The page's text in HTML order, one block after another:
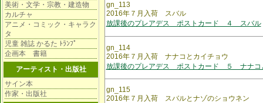
美術・文学・宗教・建造物
カルチャ
アニメ・コミック・キャラク
タ
児童 雑誌 かるた ﾄﾗﾝﾌﾟ
企画本 書籍
アーティスト・出版社
サイン本
作家・出版社
gn_113
2016年７月入荷 スバル
放課後のプレアデス ポストカード ４ スバル
gn_114
2016年７月入荷 ナナコとカイチョウ
放課後のプレアデス ポストカード ５ ナナコ
gn_115
2016年７月入荷 スバルとナゾのショウネン